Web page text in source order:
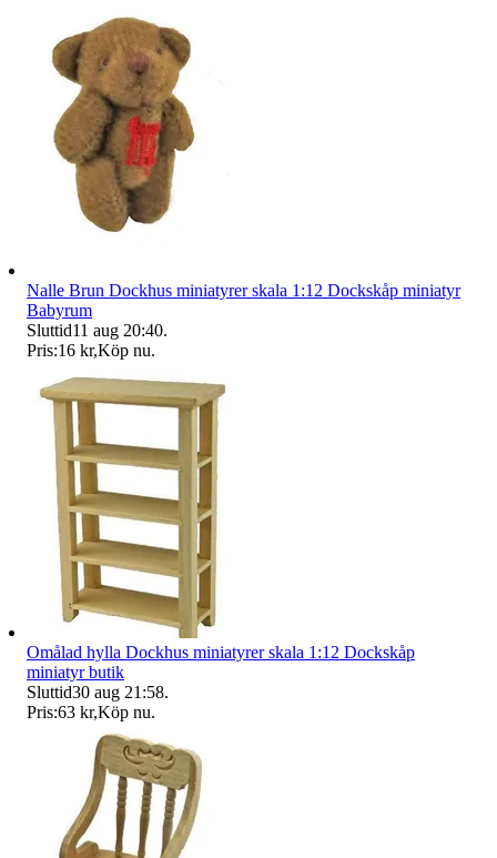
Nalle Brun Dockhus miniatyrer skala 1:12 Dockskåp miniatyr
Babyrum
Sluttid11 aug 20:40.
Pris:16 kr,Köp nu.
Omålad hylla Dockhus miniatyrer skala 1:12 Dockskåp
miniatyr butik
Sluttid30 aug 21:58.
Pris:63 kr,Köp nu.